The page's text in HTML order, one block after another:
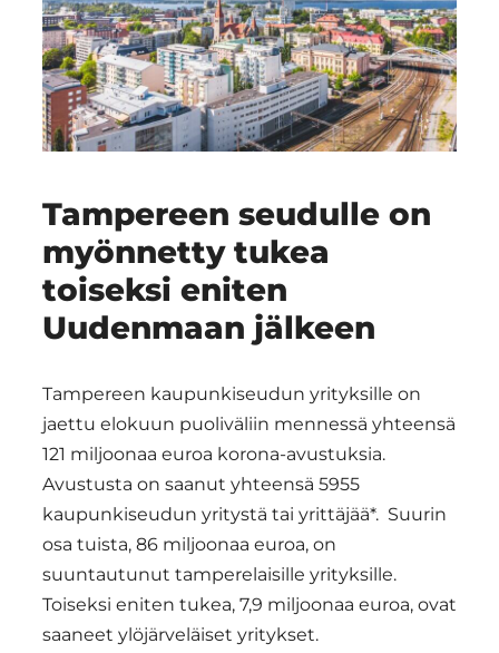
Tampereen seudulle on
myönnetty tukea
toiseksi eniten
Uudenmaan jälkeen
Tampereen kaupunkiseudun yrityksille on
jaettu elokuun puoliväliin mennessä yhteensä
121 miljoonaa euroa korona-avustuksia.
Avustusta on saanut yhteensä 5955
kaupunkiseudun yritystä tai yrittäjää*. Suurin
osa tuista, 86 miljoonaa euroa, on
suuntautunut tamperelaisille yrityksille.
Toiseksi eniten tukea, 7,9 miljoonaa euroa, ovat
saaneet ylöjärveläiset yritykset.